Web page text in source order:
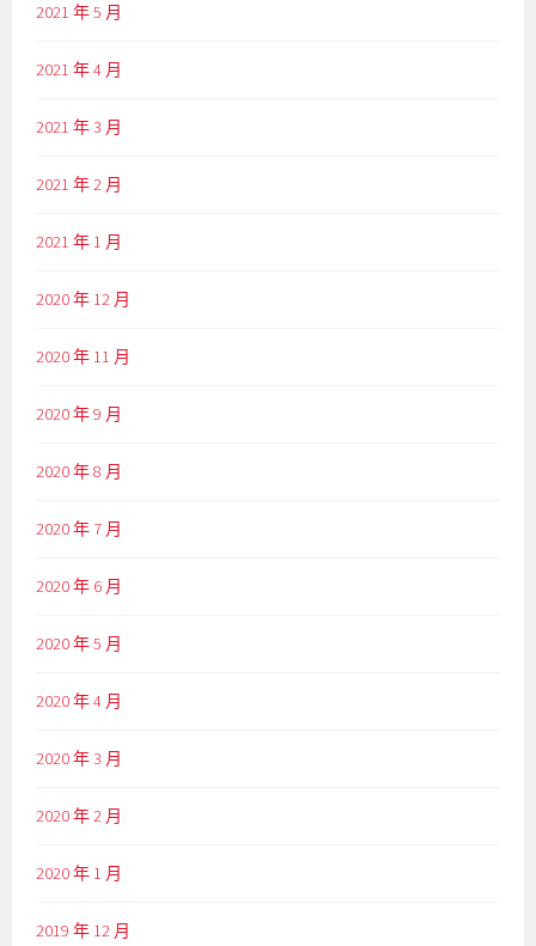
2021 年 5 月
2021 年 4 月
2021 年 3 月
2021 年 2 月
2021 年 1 月
2020 年 12 月
2020 年 11 月
2020 年 9 月
2020 年 8 月
2020 年 7 月
2020 年 6 月
2020 年 5 月
2020 年 4 月
2020 年 3 月
2020 年 2 月
2020 年 1 月
2019 年 12 月